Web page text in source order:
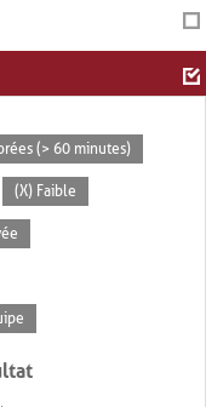
(> 60 minutes)
(X) Faible